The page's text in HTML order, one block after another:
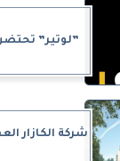
”لوتير”
شركة الكازار